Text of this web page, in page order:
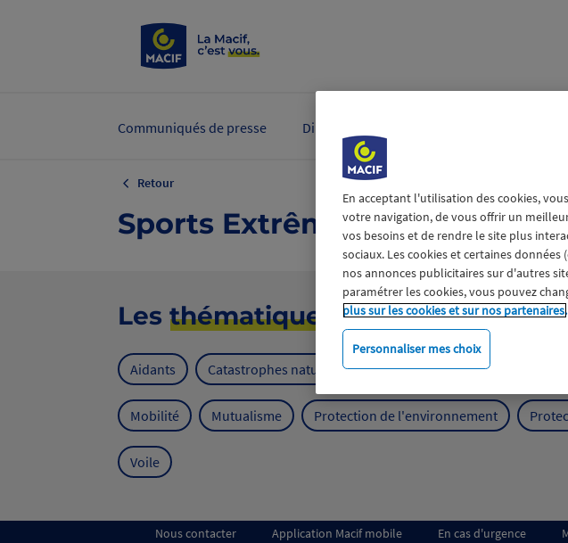
Communiqués de presse Dirigeants et experts
Retour
Sports Extrêmes
Les thématiques
Aidants Catastrophes naturelles Climat Engagement
Mobilité Mutualisme Protection de l'environnement
Voile
Nous contacter Application Macif mobile En cas d'urgence
En acceptant l'utilisation des cookies,
votre navigation, de vous offrir un
vos besoins et de rendre le site plus
sociaux. Les cookies et certaines
nos annonces publicitaires sur d'autres
paramétrer les cookies, vous pouvez
plus sur les cookies et sur nos partenaires.
Personnaliser mes choix